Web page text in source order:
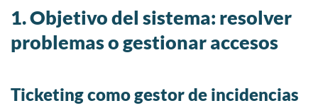
1. Objetivo del sistema: resolver
problemas o gestionar accesos
Ticketing como gestor de incidencias